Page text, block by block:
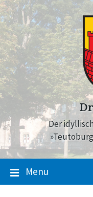
Skip
to
content
Skip
to
main
navigation
Skip
to
footer
Der
Menu